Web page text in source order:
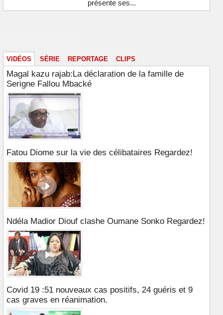
présente ses...
VIDÉOS SÉRIE REPORTAGE CLIPS
Magal kazu rajab:La déclaration de la famille de
Serigne Fallou Mbacké
Fatou Diome sur la vie des célibataires Regardez!
Ndéla Madior Diouf clashe Oumane Sonko Regardez!
Covid 19 :51 nouveaux cas positifs, 24 guéris et 9
cas graves en réanimation.